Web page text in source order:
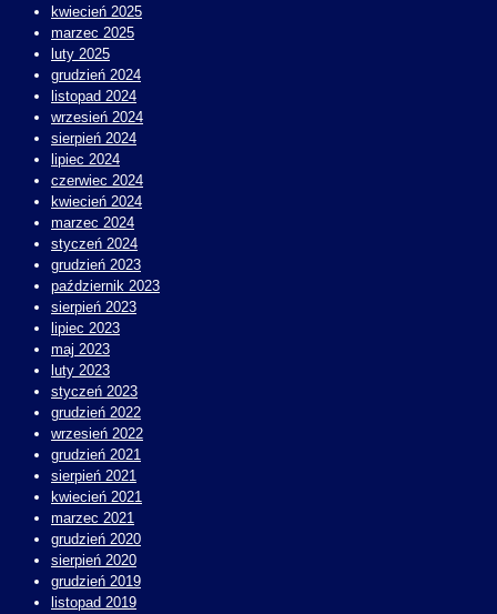
kwiecień 2025
marzec 2025
luty 2025
grudzień 2024
listopad 2024
wrzesień 2024
sierpień 2024
lipiec 2024
czerwiec 2024
kwiecień 2024
marzec 2024
styczeń 2024
grudzień 2023
październik 2023
sierpień 2023
lipiec 2023
maj 2023
luty 2023
styczeń 2023
grudzień 2022
wrzesień 2022
grudzień 2021
sierpień 2021
kwiecień 2021
marzec 2021
grudzień 2020
sierpień 2020
grudzień 2019
listopad 2019